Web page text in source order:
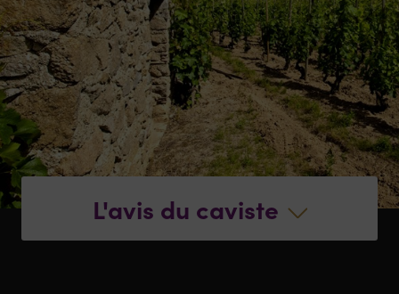
L'avis du caviste